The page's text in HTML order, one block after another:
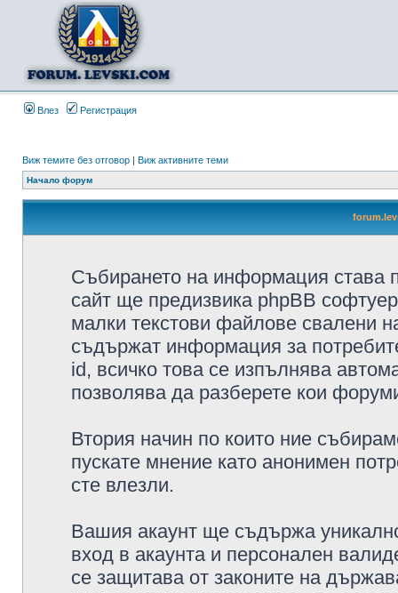
Влез Регистрация
Виж темите без отговор | Виж активните теми
Начало форум
Събирането на информация става
сайт ще предизвика phpBB
малки текстови файлове свалени
съдържат информация за
id, всичко това се изпълнява
позволява да разберете кои
Втория начин по които ние
пускате мнение като анонимен
сте влезли.
Вашия акаунт ще съдържа
вход в акаунта и персонален
се защитава от законите на